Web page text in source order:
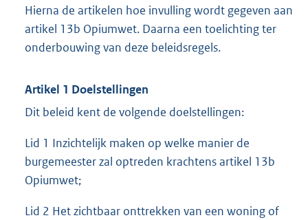
Hierna de artikelen hoe invulling wordt gegeven aan
artikel 13b Opiumwet. Daarna een toelichting ter
onderbouwing van deze beleidsregels.
Artikel 1 Doelstellingen
Dit beleid kent de volgende doelstellingen:
Lid 1 Inzichtelijk maken op welke manier de
burgemeester zal optreden krachtens artikel 13b
Opiumwet;
Lid 2 Het zichtbaar onttrekken van een woning of